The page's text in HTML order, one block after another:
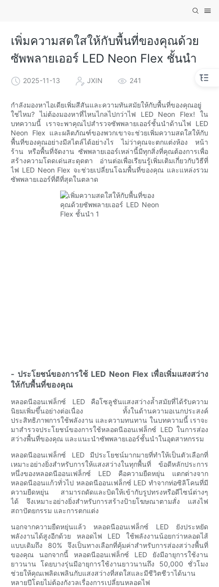
เพิ่มความสดใสให้กับพื้นที่ของคุณด้วย
ซัพพลายเออร์ LED Neon Flex ชั้นนำ
2025-11-13 JXIN 241
กำลังมองหาไอเดียเพิ่มสีสันและความทันสมัยให้กับพื้นที่ของคุณอยู่
ใช่ไหม? ไม่ต้องมองหาที่ไหนไกลไปกว่าไฟ LED Neon Flex! ใน
บทความนี้ เราจะพาคุณไปสำรวจซัพพลายเออร์ชั้นนำด้านไฟ LED
Neon Flex และผลิตภัณฑ์ของพวกเขาจะช่วยเพิ่มความสดใสให้กับ
พื้นที่ของคุณอย่างมีสไตล์ได้อย่างไร ไม่ว่าคุณจะตกแต่งห้อง หน้า
ร้าน หรือพื้นที่จัดงาน ซัพพลายเออร์เหล่านี้มีทุกสิ่งที่คุณต้องการเพื่อ
สร้างความโดดเด่นสะดุดตา อ่านต่อเพื่อเรียนรู้เพิ่มเติมเกี่ยวกับวิธีที่
ไฟ LED Neon Flex จะช่วยเปลี่ยนโฉมพื้นที่ของคุณ และแหล่งรวม
ซัพพลายเออร์ที่ดีที่สุดในตลาด
- ประโยชน์ของการใช้ LED Neon Flex เพื่อเพิ่มแสงสว่าง
ให้กับพื้นที่ของคุณ
หลอดนีออนเฟล็กซ์ LED คือโซลูชันแสงสว่างล้ำสมัยที่ได้รับความ
นิยมเพิ่มขึ้นอย่างต่อเนื่อง ทั้งในด้านความอเนกประสงค์
ประสิทธิภาพการใช้พลังงาน และความทนทาน ในบทความนี้ เราจะ
มาสำรวจประโยชน์ของการใช้หลอดนีออนเฟล็กซ์ LED ในการส่อง
สว่างพื้นที่ของคุณ และแนะนำซัพพลายเออร์ชั้นนำในอุตสาหกรรม
หลอดนีออนเฟล็กซ์ LED มีประโยชน์มากมายที่ทำให้เป็นตัวเลือกที่
เหมาะอย่างยิ่งสำหรับการให้แสงสว่างในทุกพื้นที่ ข้อดีหลักประการ
หนึ่งของหลอดนีออนเฟล็กซ์ LED คือความยืดหยุ่น แตกต่างจาก
หลอดนีออนแก้วทั่วไป หลอดนีออนเฟล็กซ์ LED ทำจากท่อซิลิโคนที่มี
ความยืดหยุ่น สามารถดัดและบิดให้เข้ากับรูปทรงหรือดีไซน์ต่างๆ
ได้ จึงเหมาะอย่างยิ่งสำหรับการสร้างป้ายโฆษณาตามสั่ง แสงไฟ
สถาปัตยกรรม และการตกแต่ง
นอกจากความยืดหยุ่นแล้ว หลอดนีออนเฟล็กซ์ LED ยังประหยัด
พลังงานได้สูงอีกด้วย หลอดไฟ LED ใช้พลังงานน้อยกว่าหลอดไส้
แบบเดิมถึง 80% จึงเป็นทางเลือกที่คุ้มค่าสำหรับการส่องสว่างพื้นที่
ของคุณ นอกจากนี้ หลอดนีออนเฟล็กซ์ LED ยังมีอายุการใช้งาน
ยาวนาน โดยบางรุ่นมีอายุการใช้งานยาวนานถึง 50,000 ชั่วโมง
ช่วยให้คุณเพลิดเพลินกับแสงสว่างที่สดใสและมีชีวิตชีวาได้นาน
หลายปีโดยไม่ต้องกังวลเรื่องการเปลี่ยนหลอดไฟ